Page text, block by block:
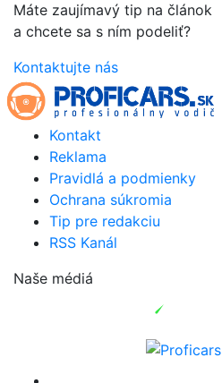
Máte zaujímavý tip na článok
a chcete sa s ním podeliť?
Kontaktujte nás
Kontakt
Reklama
Pravidlá a podmienky
Ochrana súkromia
Tip pre redakciu
RSS Kanál
Naše médiá